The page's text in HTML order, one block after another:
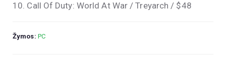
10. Call Of Duty: World At War / Treyarch / $48
Žymos: PC